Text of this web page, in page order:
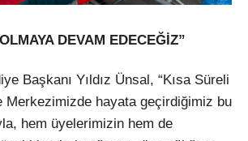
DEVAM EDECEĞİZ”
Başkanı Yıldız Ünsal, “Kısa Süreli
Merkezimizde hayata geçirdiğimiz bu
hem üyelerimizin hem de